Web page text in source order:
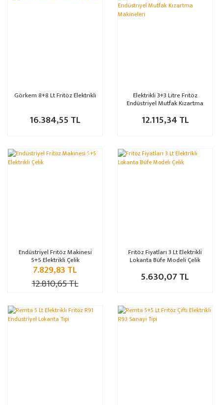
Görkem 8+8 Lt Fritöz Elektrikli
16.384,55 TL
Elektrikli 3+3 Litre Fritöz
Endüstriyel Mutfak Kızartma
12.115,34 TL
%39
Endüstriyel Fritöz Makinesi
5+5 Elektrikli Çelik
7.829,83 TL
12.810,65 TL
Fritöz Fiyatları 3 Lt Elektrikli
Lokanta Büfe Modeli Çelik
5.630,07 TL